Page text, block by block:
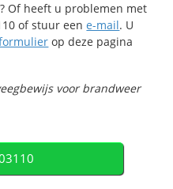
Of heeft u problemen met
of stuur eene-mail. U
op deze pagina
voor brandweer